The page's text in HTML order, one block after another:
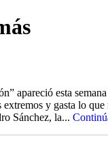
apareció esta
y gasta lo
Sánchez, la...